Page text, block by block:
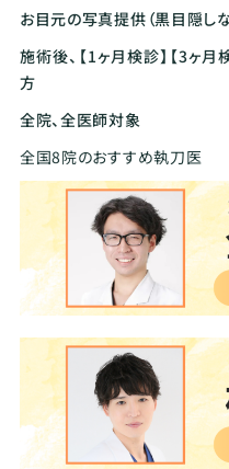
お目元の写真提供（黒目隠し
施術後、【1ヶ月検診】【3ヶ
方
全院、全医師対象
全国8院のおすすめ執刀医